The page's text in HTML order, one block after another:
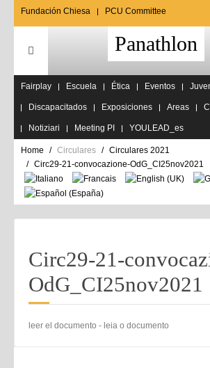
Fundación Chiesa PCU Committee
Panathlon
Fairplay Escuela Ética Eventos
Discapacitados Exposiciones Areas
Notiziari Meeting PI YOULEAD_es
Home Circulares
Circulares 2021
Circ29-21-convocazione-OdG_CI25nov2021
Circ29-21-
OdG_CI25nov2021
leer el documento - leia o documento